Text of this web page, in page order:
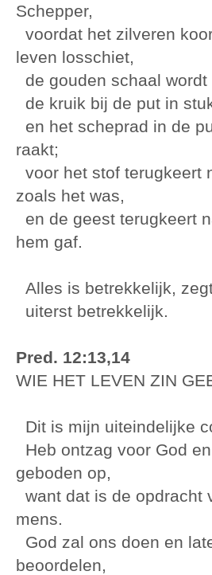
Schepper,
voordat het zilveren
leven losschiet,
de gouden schaal wordt
de kruik bij de put in
en het scheprad in de
raakt;
voor het stof terugkeert
zoals het was,
en de geest terugkeert
hem gaf.
Alles is betrekkelijk,
uiterst betrekkelijk.
Pred. 12:13,14
WIE HET LEVEN ZIN
Dit is mijn uiteindelijke
Heb ontzag voor God
geboden op,
want dat is de opdracht
mens.
God zal ons doen en
beoordelen,